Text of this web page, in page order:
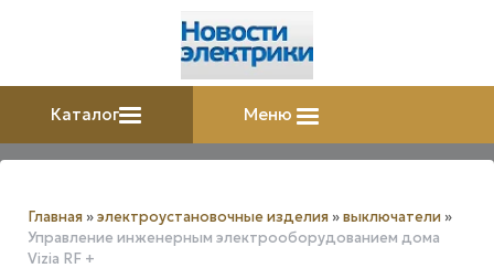
Каталог Меню
Главная »электроустановочные изделия »выключатели »
Управление инженерным электрооборудованием дома
Vizia RF +